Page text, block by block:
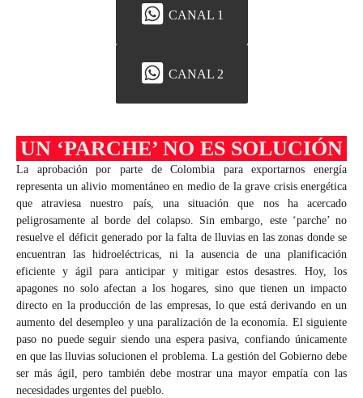
CANAL 1
CANAL 2
UN ‘PARCHE’ NO ES SOLUCIÓN
La aprobación por parte de Colombia para exportarnos energía
representa un alivio momentáneo en medio de la grave crisis energética
que atraviesa nuestro país, una situación que nos ha acercado
peligrosamente al borde del colapso. Sin embargo, este ‘parche’ no
resuelve el déficit generado por la falta de lluvias en las zonas donde se
encuentran las hidroeléctricas, ni la ausencia de una planificación
eficiente y ágil para anticipar y mitigar estos desastres. Hoy, los
apagones no solo afectan a los hogares, sino que tienen un impacto
directo en la producción de las empresas, lo que está derivando en un
aumento del desempleo y una paralización de la economía. El siguiente
paso no puede seguir siendo una espera pasiva, confiando únicamente
en que las lluvias solucionen el problema. La gestión del Gobierno debe
ser más ágil, pero también debe mostrar una mayor empatía con las
necesidades urgentes del pueblo.